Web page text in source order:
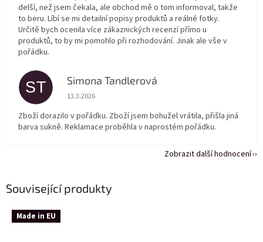
Související produkty
Made in EU
delší, než jsem čekala, ale obchod mě o tom informoval, takže
to beru. Líbí se mi detailní popisy produktů a reálné fotky.
Určitě bych ocenila více zákaznických recenzí přímo u
produktů, to by mi pomohlo při rozhodování. Jinak ale vše v
pořádku.
ST Simona Tandlerová
Hodnocení obchodu je 5 z 5 hvězdiček.
13.3.2026
Zboží dorazilo v pořádku. Zboží jsem bohužel vrátila, přišla jiná
barva sukně. Reklamace proběhla v naprostém pořádku.
Zobrazit další hodnocení